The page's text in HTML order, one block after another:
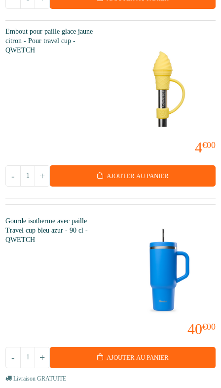
Embout pour paille glace jaune
citron - Pour travel cup -
QWETCH
4€00
+
- AJOUTER AU PANIER
Gourde isotherme avec paille
Travel cup bleu azur - 90 cl -
QWETCH
40€00
+
- AJOUTER AU PANIER
Livraison GRATUITE